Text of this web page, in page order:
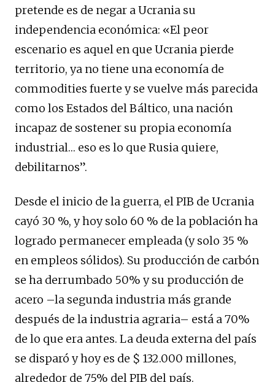
pretende es de negar a Ucrania su
independencia económica: «El peor
escenario es aquel en que Ucrania pierde
territorio, ya no tiene una economía de
commodities fuerte y se vuelve más parecida
como los Estados del Báltico, una nación
incapaz de sostener su propia economía
industrial… eso es lo que Rusia quiere,
debilitarnos”.
Desde el inicio de la guerra, el PIB de Ucrania
cayó 30 %, y hoy solo 60 % de la población ha
logrado permanecer empleada (y solo 35 %
en empleos sólidos). Su producción de carbón
se ha derrumbado 50% y su producción de
acero –la segunda industria más grande
después de la industria agraria– está a 70%
de lo que era antes. La deuda externa del país
se disparó y hoy es de $ 132.000 millones,
alrededor de 75% del PIB del país.